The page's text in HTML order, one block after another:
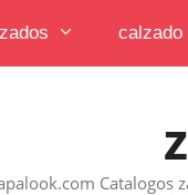
calzado
Catalogos